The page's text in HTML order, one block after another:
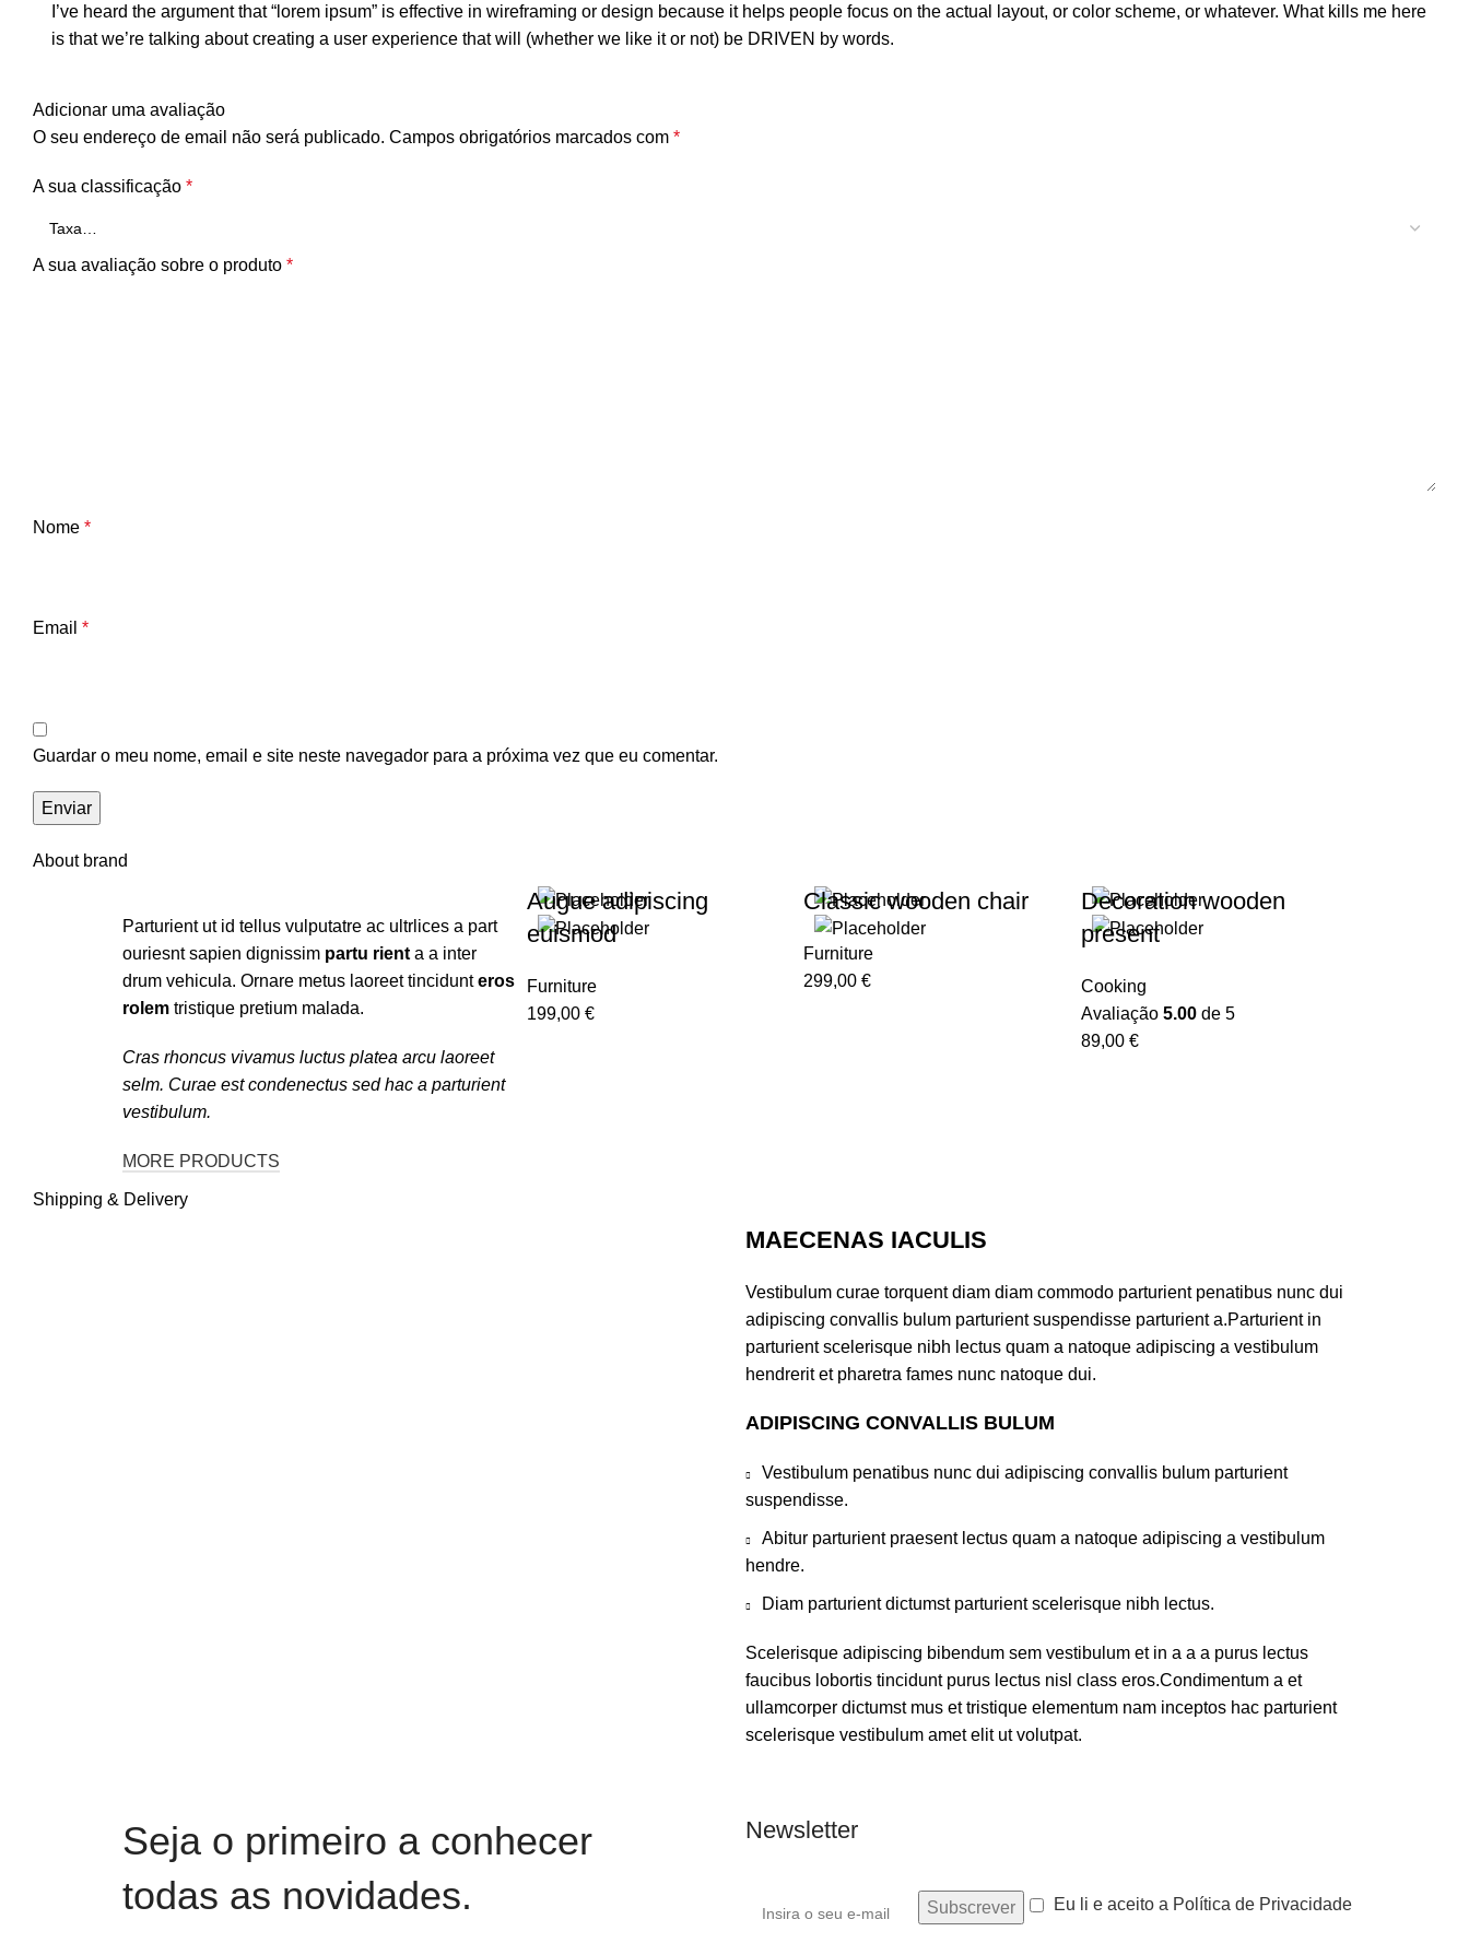
I’ve heard the argument that “lorem ipsum” is effective in wireframing or design because it helps people focus on the actual layout, or color scheme, or whatever. What kills me here
is that we’re talking about creating a user experience that will (whether we like it or not) be DRIVEN by words.
Adicionar uma avaliação
O seu endereço de email não será publicado. Campos obrigatórios marcados com *
A sua classificação *
A sua avaliação sobre o produto *
Nome *
Email *
Guardar o meu nome, email e site neste navegador para a próxima vez que eu comentar.
About brand
Parturient ut id tellus vulputatre ac ultrlices a part
ouriesnt sapien dignissim partu rient a a inter
drum vehicula. Ornare metus laoreet tincidunteros
rolem tristique pretium malada.
Cras rhoncus vivamus luctus platea arcu laoreet
selm. Curae est condenectus sed hac a parturient
vestibulum.
MORE PRODUCTS
Augue adipiscing
euismod
Furniture
199,00 €
Classic wooden chair
Furniture
299,00€
Decoration wooden
present
Cooking
Avaliação 5.00de 5
89,00 €
Shipping & Delivery
MAECENAS IACULIS
Vestibulum curae torquent diam diam commodo parturient penatibus nunc dui
adipiscing convallis bulum parturient suspendisse parturient a.Parturient in
parturient scelerisque nibh lectus quam a natoque adipiscing a vestibulum
hendrerit et pharetra fames nunc natoque dui.
ADIPISCING CONVALLIS BULUM
Vestibulum penatibus nunc dui adipiscing convallis bulum parturient
suspendisse.
Abitur parturient praesent lectus quam a natoque adipiscing a vestibulum
hendre.
Diam parturient dictumst parturient scelerisque nibh lectus.
Scelerisque adipiscing bibendum sem vestibulum et in a a a purus lectus
faucibus lobortis tincidunt purus lectus nisl class eros.Condimentum a et
ullamcorper dictumst mus et tristique elementum nam inceptos hac parturient
scelerisque vestibulum amet elit ut volutpat.
Seja o primeiro a conhecer
todas as novidades.
Newsletter
Eu li e aceito a Política de Privacidade